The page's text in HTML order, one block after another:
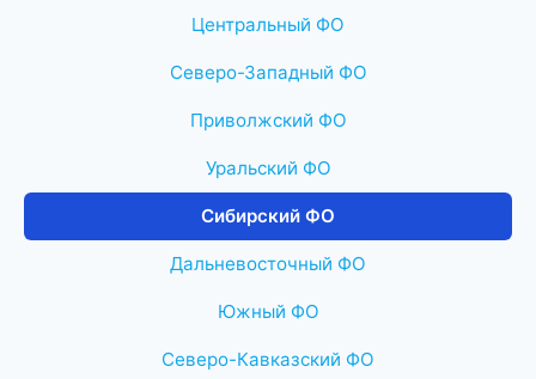
Центральный ФО
Северо-Западный ФО
Приволжский ФО
Уральский ФО
Сибирский ФО
Дальневосточный ФО
Южный ФО
Северо-Кавказский ФО